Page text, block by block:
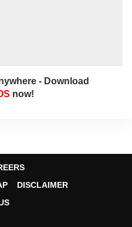
- Download
now!
DISCLAIMER